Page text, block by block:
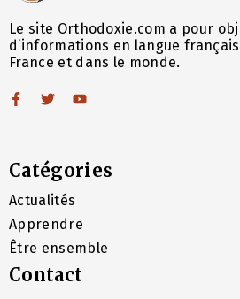
Le site Orthodoxie.com a pour
d’informations en langue
France et dans le monde.
Catégories
Actualités
Apprendre
Être ensemble
Contact